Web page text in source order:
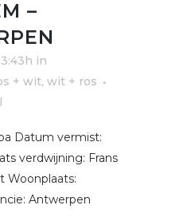
–
in
+ wit, wit + ros
Datum vermist:
verdwijning: Frans
Woonplaats:
Antwerpen